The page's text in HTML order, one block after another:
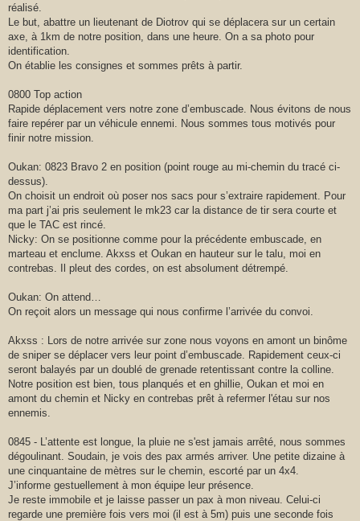
réalisé.
Le but, abattre un lieutenant de Diotrov qui se déplacera sur un certain
axe, à 1km de notre position, dans une heure. On a sa photo pour
identification.
On établie les consignes et sommes prêts à partir.
0800 Top action
Rapide déplacement vers notre zone d’embuscade. Nous évitons de nous
faire repérer par un véhicule ennemi. Nous sommes tous motivés pour
finir notre mission.
Oukan: 0823 Bravo 2 en position (point rouge au mi-chemin du tracé ci-
dessus).
On choisit un endroit où poser nos sacs pour s’extraire rapidement. Pour
ma part j’ai pris seulement le mk23 car la distance de tir sera courte et
que le TAC est rincé.
Nicky: On se positionne comme pour la précédente embuscade, en
marteau et enclume. Akxss et Oukan en hauteur sur le talu, moi en
contrebas. Il pleut des cordes, on est absolument détrempé.
Oukan: On attend…
On reçoit alors un message qui nous confirme l’arrivée du convoi.
Akxss : Lors de notre arrivée sur zone nous voyons en amont un binôme
de sniper se déplacer vers leur point d’embuscade. Rapidement ceux-ci
seront balayés par un doublé de grenade retentissant contre la colline.
Notre position est bien, tous planqués et en ghillie, Oukan et moi en
amont du chemin et Nicky en contrebas prêt à refermer l'étau sur nos
ennemis.
0845 - L’attente est longue, la pluie ne s'est jamais arrêté, nous sommes
dégoulinant. Soudain, je vois des pax armés arriver. Une petite dizaine à
une cinquantaine de mètres sur le chemin, escorté par un 4x4.
J’informe gestuellement à mon équipe leur présence.
Je reste immobile et je laisse passer un pax à mon niveau. Celui-ci
regarde une première fois vers moi (il est à 5m) puis une seconde fois